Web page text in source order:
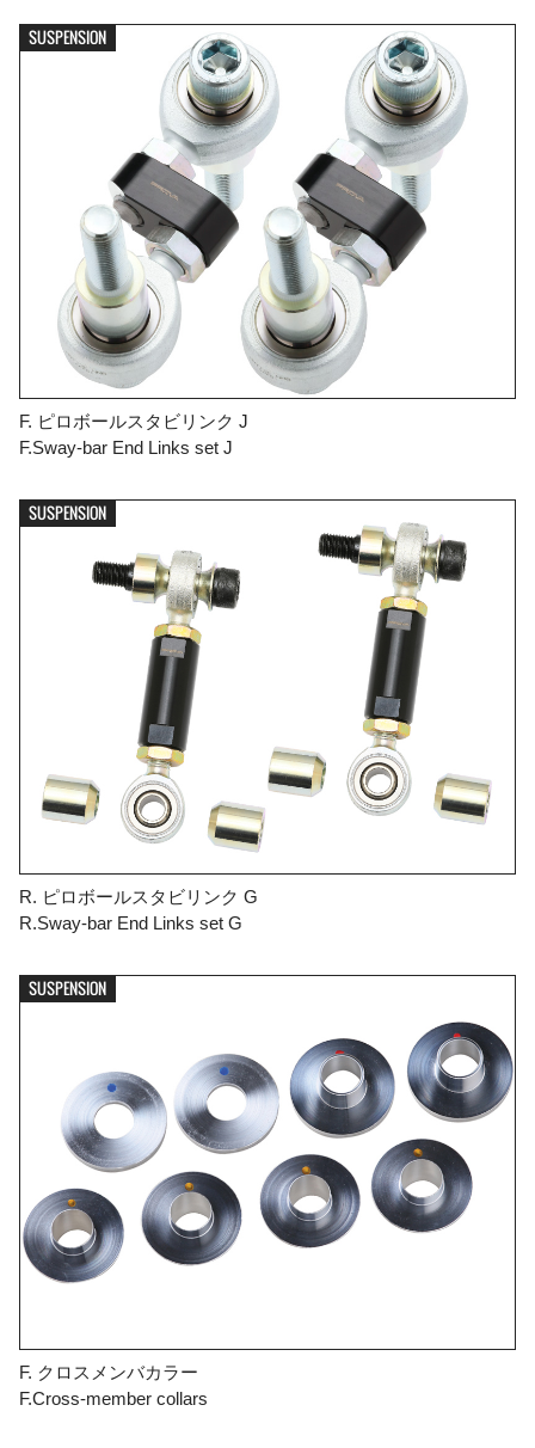
SUSPENSION
F. ピロボールスタビリンク J
F.Sway-bar End Links set J
SUSPENSION
R. ピロボールスタビリンク G
R.Sway-bar End Links set G
SUSPENSION
F. クロスメンバカラー
F.Cross-member collars